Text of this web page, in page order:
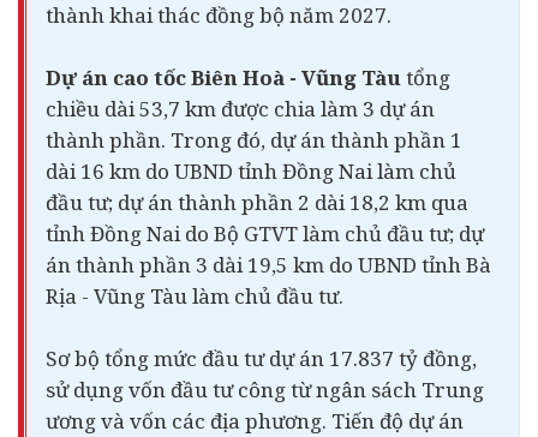
thành khai thác đồng bộ năm 2027.
Dự án cao tốc Biên Hoà - Vũng Tàutổng
chiều dài 53,7 km được chia làm 3 dự án
thành phần. Trong đó, dự án thành phần 1
dài 16 km do UBND tỉnh Đồng Nai làm chủ
đầu tư; dự án thành phần 2 dài 18,2 km qua
tỉnh Đồng Nai do Bộ GTVT làm chủ đầu tư; dự
án thành phần 3 dài 19,5 km do UBND tỉnh Bà
Rịa - Vũng Tàu làm chủ đầu tư.
Sơ bộ tổng mức đầu tư dự án 17.837 tỷ đồng,
sử dụng vốn đầu tư công từ ngân sách Trung
ương và vốn các địa phương. Tiến độ dự án